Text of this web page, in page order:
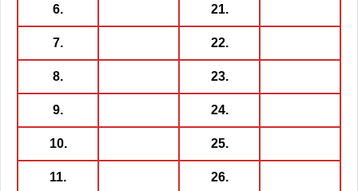
6. 21.
7. 22.
8. 23.
9. 24.
10. 25.
11. 26.